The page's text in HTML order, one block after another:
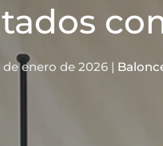
de enero de 2026 |